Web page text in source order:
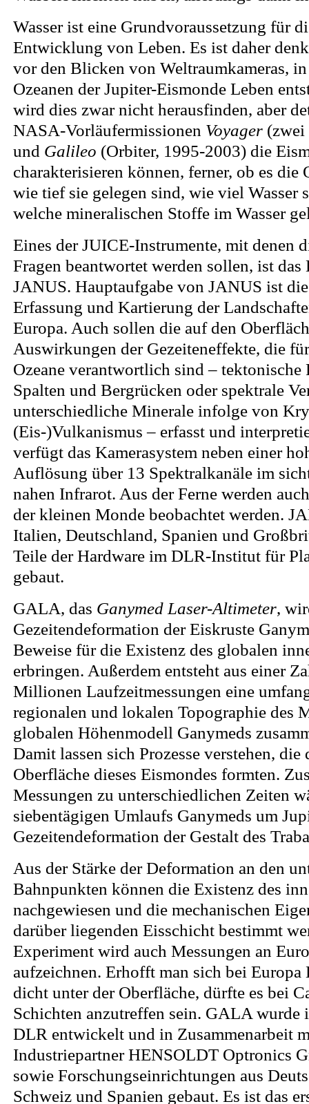
Wasser ist eine Grundvoraussetzung für
Entwicklung von Leben. Es ist daher
vor den Blicken von Weltraumkameras,
Ozeanen der Jupiter-Eismonde Leben
wird dies zwar nicht herausfinden, aber
NASA-Vorläufermissionen Voyager
und Galileo (Orbiter, 1995-2003) die
charakterisieren können, ferner, ob es
wie tief sie gelegen sind, wie viel Wasser
welche mineralischen Stoffe im Wasser
Eines der JUICE-Instrumente, mit denen
Fragen beantwortet werden sollen, ist das
JANUS. Hauptaufgabe von JANUS ist
Erfassung und Kartierung der
Europa. Auch sollen die auf den
Auswirkungen der Gezeiteneffekte, die
Ozeane verantwortlich sind – tektonische
Spalten und Bergrücken oder spektrale
unterschiedliche Minerale infolge von
(Eis-)Vulkanismus – erfasst und
verfügt das Kamerasystem neben einer
Auflösung über 13 Spektralkanäle im
nahen Infrarot. Aus der Ferne werden
der kleinen Monde beobachtet werden.
Italien, Deutschland, Spanien und
Teile der Hardware im DLR-Institut für
gebaut.
GALA, das Ganymed Laser-Altimeter,
Gezeitendeformation der Eiskruste
Beweise für die Existenz des globalen
erbringen. Außerdem entsteht aus einer
Millionen Laufzeitmessungen eine
regionalen und lokalen Topographie des
globalen Höhenmodell Ganymeds
Damit lassen sich Prozesse verstehen,
Oberfläche dieses Eismondes formten.
Messungen zu unterschiedlichen Zeiten
siebentägigen Umlaufs Ganymeds um
Gezeitendeformation der Gestalt des
Aus der Stärke der Deformation an den
Bahnpunkten können die Existenz des
nachgewiesen und die mechanischen
darüber liegenden Eisschicht bestimmt
Experiment wird auch Messungen an
aufzeichnen. Erhofft man sich bei Europa
dicht unter der Oberfläche, dürfte es bei
Schichten anzutreffen sein. GALA wurde
DLR entwickelt und in Zusammenarbeit
Industriepartner HENSOLDT Optronics
sowie Forschungseinrichtungen aus
Schweiz und Spanien gebaut. Es ist das